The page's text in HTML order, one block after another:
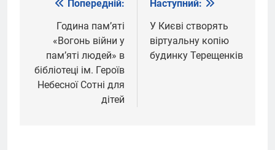
Навігація
записів
Попередній:
Година пам’яті
«Вогонь війни у
пам’яті людей» в
бібліотеці ім. Героїв
Небесної Сотні для
дітей
Наступний:
У Києві створять
віртуальну копію
будинку Терещенків